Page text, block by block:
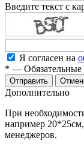
Введите текст с
Я согласен на
* — Обязательные
Дополнительно
При
например
менеджеров.